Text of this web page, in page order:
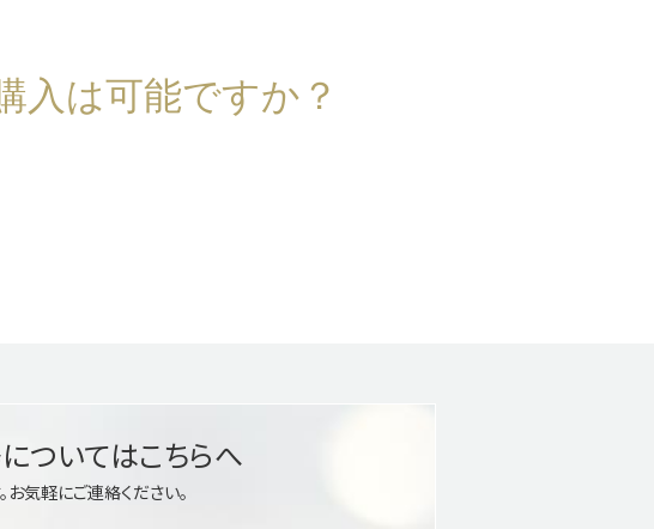
入は可能ですか？
ついてはこちらへ
お気軽にご連絡ください。